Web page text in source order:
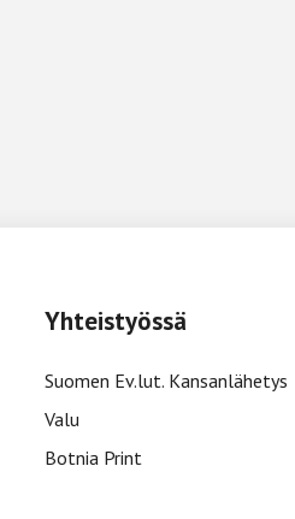
Yhteistyössä
Suomen Ev.lut. Kansanlähetys
Valu
Botnia Print